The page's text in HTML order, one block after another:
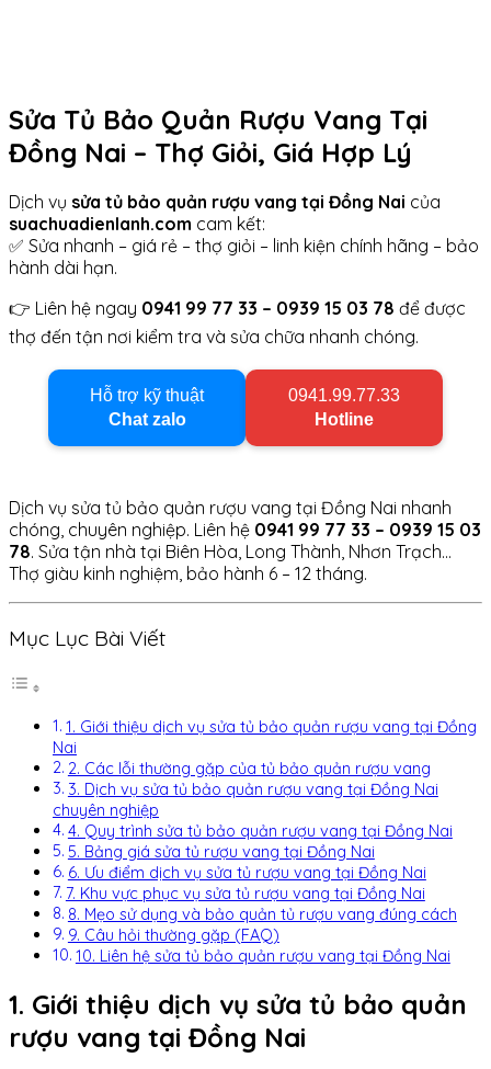
Sửa Tủ Bảo Quản Rượu Vang Tại
Đồng Nai – Thợ Giỏi, Giá Hợp Lý
Dịch vụ sửa tủ bảo quản rượu vang tại Đồng Nai của
suachuadienlanh.com cam kết:
✅ Sửa nhanh – giá rẻ – thợ giỏi – linh kiện chính hãng – bảo
hành dài hạn.
👉 Liên hệ ngay 0941 99 77 33 – 0939 15 03 78 để được
thợ đến tận nơi kiểm tra và sửa chữa nhanh chóng.
Hỗ trợ kỹ thuật
Chat zalo
0941.99.77.33
Hotline
Dịch vụ sửa tủ bảo quản rượu vang tại Đồng Nai nhanh
chóng, chuyên nghiệp. Liên hệ 0941 99 77 33 – 0939 15 03
78. Sửa tận nhà tại Biên Hòa, Long Thành, Nhơn Trạch…
Thợ giàu kinh nghiệm, bảo hành 6 – 12 tháng.
Mục Lục Bài Viết
1. Giới thiệu dịch vụ sửa tủ bảo quản rượu vang tại Đồng
Nai
2. Các lỗi thường gặp của tủ bảo quản rượu vang
3. Dịch vụ sửa tủ bảo quản rượu vang tại Đồng Nai
chuyên nghiệp
4. Quy trình sửa tủ bảo quản rượu vang tại Đồng Nai
5. Bảng giá sửa tủ rượu vang tại Đồng Nai
6. Ưu điểm dịch vụ sửa tủ rượu vang tại Đồng Nai
7. Khu vực phục vụ sửa tủ rượu vang tại Đồng Nai
8. Mẹo sử dụng và bảo quản tủ rượu vang đúng cách
9. Câu hỏi thường gặp (FAQ)
10. Liên hệ sửa tủ bảo quản rượu vang tại Đồng Nai
1. Giới thiệu dịch vụ sửa tủ bảo quản
rượu vang tại Đồng Nai